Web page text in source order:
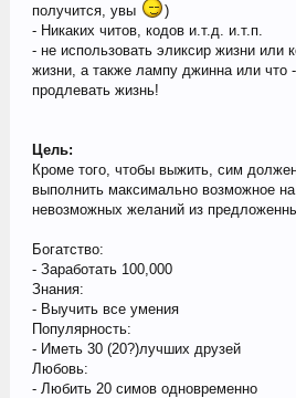
получится, увы
)
- Никаких читов, кодов и.т.д. и.т.п.
- не использовать эликсир жизни или
жизни, а также лампу джинна или
продлевать жизнь!
Цель:
Кроме того, чтобы выжить, сим
выполнить максимально возможное
невозможных желаний из
Богатство:
- Заработать 100,000
Знания:
- Выучить все умения
Популярность:
- Иметь 30 (20?)лучших друзей
Любовь:
- Любить 20 симов одновременно